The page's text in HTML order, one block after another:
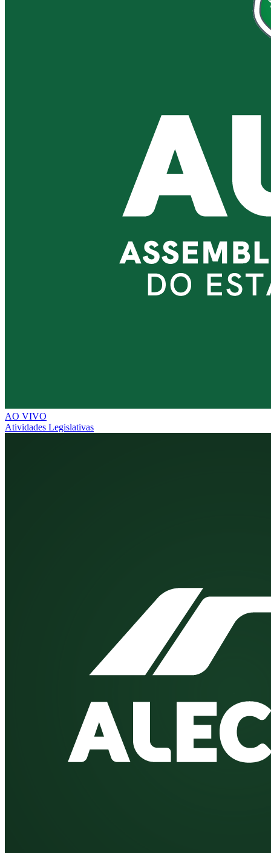
AO VIVO
Atividades Legislativas